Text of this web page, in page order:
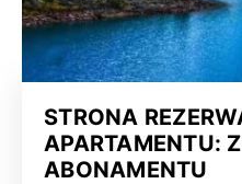
STRONA
APARTAMENTU:
ABONAMENTU